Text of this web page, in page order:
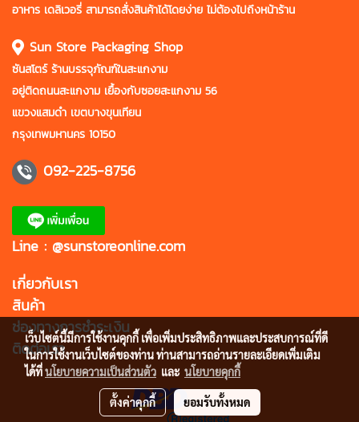
อาหาร เดลิเวอรี่ สามารถสั่งสินค้าได้โดยง่าย ไม่ต้องไปถึงหน้าร้าน
Sun Store Packaging Shop
ซันสโตร์ ร้านบรรจุภัณฑ์ในสะแกงาม
อยู่ติดถนนสะแกงาม เยื้องกับซอยสะแกงาม 56
แขวงแสมดำ เขตบางขุนเทียน
กรุงเทพมหานคร 10150
092-225-8756
Line : @sunstoreonline.com
เกี่ยวกับเรา
สินค้า
ช่องทางการชำระเงิน
ติดต่อเรา
เว็บไซต์นี้มีการใช้งานคุกกี้ เพื่อเพิ่มประสิทธิภาพและประสบการณ์ที่ดี
ในการใช้งานเว็บไซต์ของท่าน ท่านสามารถอ่านรายละเอียดเพิ่มเติม
ได้ที่นโยบายความเป็นส่วนตัว และ นโยบายคุกกี้
ตั้งค่าคุกกี้ ยอมรับทั้งหมด